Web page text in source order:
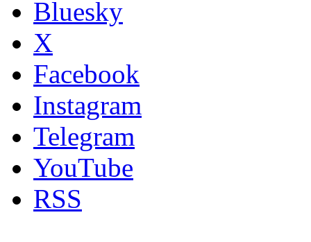
Bluesky
X
Facebook
Instagram
Telegram
YouTube
RSS